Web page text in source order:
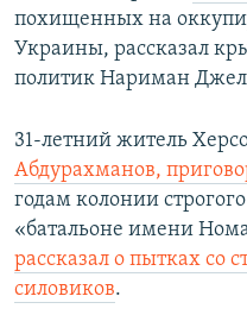
похищенных на
Украины, рассказал
политик Нариман
31-летний житель
Абдурахманов,
годам колонии
«батальоне имени
рассказал о пытках со
силовиков.